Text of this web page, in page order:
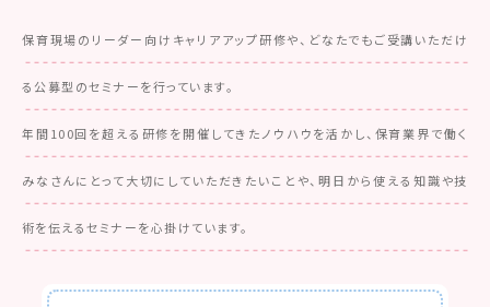
保育現場のリーダー向けキャリアアップ研修や、どなたでもご受講いただけ
る公募型のセミナーを行っています。
年間100回を超える研修を開催してきたノウハウを活かし、保育業界で働く
みなさんにとって大切にしていただきたいことや、明日から使える知識や技
術を伝えるセミナーを心掛けています。